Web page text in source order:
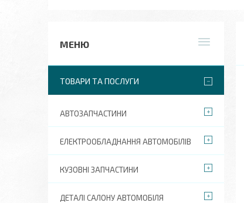
ТОВАРИ ТА ПОСЛУГИ
АВТОЗАПЧАСТИНИ
ЕЛЕКТРООБЛАДНАННЯ АВТОМОБІЛІВ
КУЗОВНІ ЗАПЧАСТИНИ
ДЕТАЛІ САЛОНУ АВТОМОБІЛЯ